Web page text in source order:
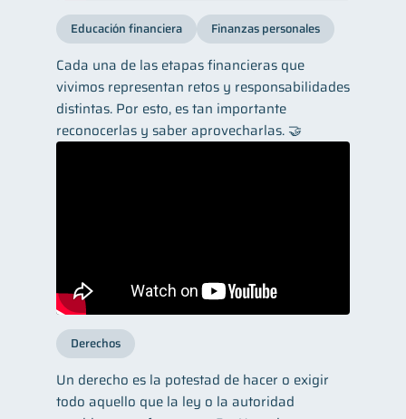
Educación financiera Finanzas personales
Cada una de las etapas financieras que
vivimos representan retos y responsabilidades
distintas. Por esto, es tan importante
reconocerlas y saber aprovecharlas. 🤝
Derechos
Un derecho es la potestad de hacer o exigir
todo aquello que la ley o la autoridad